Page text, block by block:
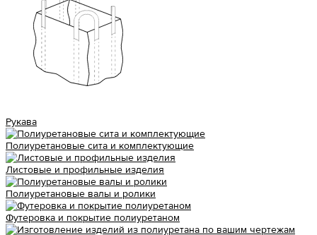
Рукава
Полиуретановые сита и комплектующие
Листовые и профильные изделия
Полиуретановые валы и ролики
Футеровка и покрытие полиуретаном